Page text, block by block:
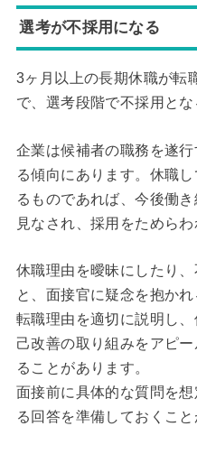
選考が不採用になる
3ヶ月以上の長期休職が転
で、選考段階で不採用とな
企業は候補者の職務を遂
る傾向にあります。休職
るものであれば、今後働
見なされ、採用をためら
休職理由を曖昧にしたり
と、面接官に疑念を抱か
転職理由を適切に説明し
己改善の取り組みをアピ
ることがあります。
面接前に具体的な質問を
る回答を準備しておくこと